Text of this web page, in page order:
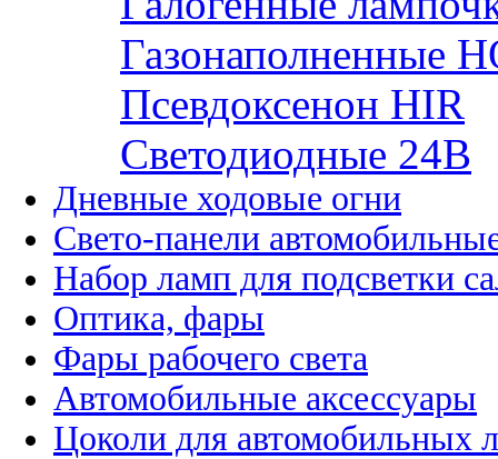
Газонаполненные
Псевдоксенон HIR
Cветодиодные 24B
Дневные ходовые огни
Свето-панели
Набор ламп для подсветки
Оптика, фары
Фары рабочего света
Автомобильные аксессуары
Цоколи для автомобильных